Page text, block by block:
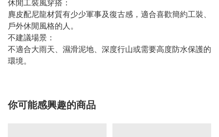
休閒工裝風穿搭：
麂皮配尼龍材質有少少軍事及復古感，適合喜歡簡約工裝、
戶外休閒風格的人。
不建議場景：
不適合大雨天、濕滑泥地、深度行山或需要高度防水保護的
環境。
你可能感興趣的商品